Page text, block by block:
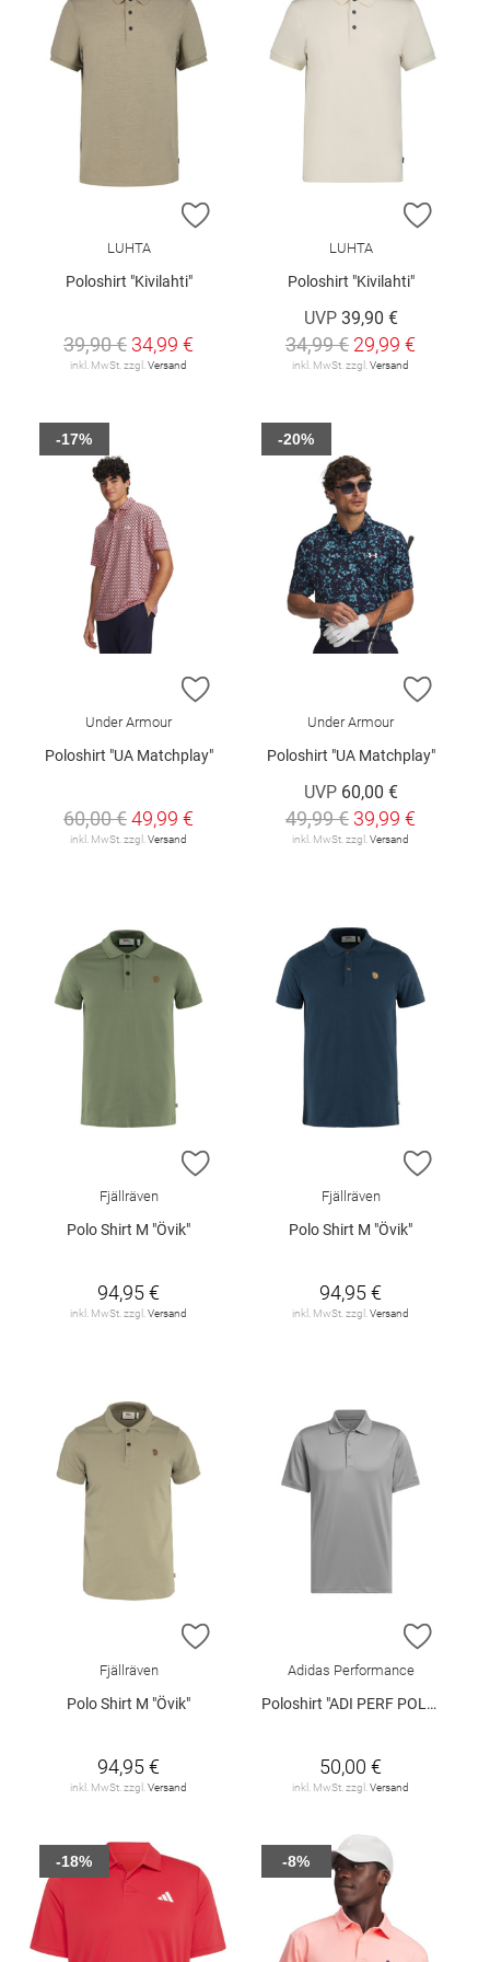
ZUR WUNSCHLISTE HINZUFÜGEN
LUHTA
Poloshirt "Kivilahti"
39,90 € 34,99 €
inkl. MwSt. zzgl. Versand
ZUR
LUHTA
Poloshirt "Kivilahti"
UVP 39,90 €
34,99 € 29,99 €
inkl. MwSt. zzgl. Versand
ZUR WUNSCHLISTE HINZUFÜGEN
Under Armour
Poloshirt "UA Matchplay"
60,00 €49,99 €
inkl. MwSt. zzgl. Versand
-17%
ZUR
Under Armour
Poloshirt "UA Matchplay"
UVP 60,00 €
49,99 € 39,99 €
inkl. MwSt. zzgl. Versand
-20%
ZUR WUNSCHLISTE HINZUFÜGEN
Fjällräven
Polo Shirt M "Övik"
94,95 €
inkl. MwSt. zzgl. Versand
ZUR
Fjällräven
Polo Shirt M "Övik"
94,95 €
inkl. MwSt. zzgl. Versand
ZUR WUNSCHLISTE HINZUFÜGEN
Fjällräven
Polo Shirt M "Övik"
94,95 €
inkl. MwSt. zzgl. Versand
ZUR
Adidas Performance
Poloshirt "ADI PERF POLO"
50,00 €
inkl. MwSt. zzgl. Versand
-18% -8%